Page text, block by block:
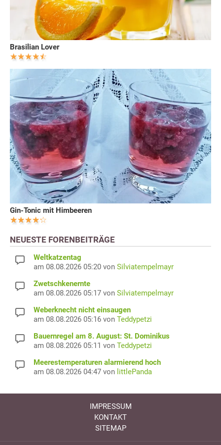
Brasilian Lover
Gin-Tonic mit Himbeeren
NEUESTE FORENBEITRÄGE
Weltkatzentag
am 08.08.2026 05:20 von Silviatempelmayr
Zwetschkenernte
am 08.08.2026 05:17 von Silviatempelmayr
Weberknecht nicht einsaugen
am 08.08.2026 05:16 von Teddypetzi
Bauernregel am 8. August: St. Dominikus
am 08.08.2026 05:11 von Teddypetzi
Meerestemperaturen alarmierend hoch
am 08.08.2026 04:47 von littlePanda
IMPRESSUM
KONTAKT
SITEMAP